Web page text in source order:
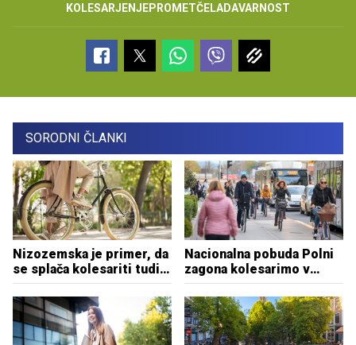
KOLESARJENJEPROMETČELADAVARNOST
SORODNI ČLANKI
Nizozemska je primer, da
se splača kolesariti tudi
na daljše relacije
Nacionalna pobuda Polni
zagona kolesarimo v
službo v prvem tednu
izziva pritegnila več kot
1200 kolesarjev